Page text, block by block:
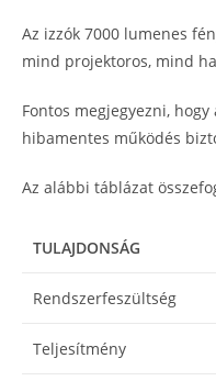
Az izzók 7000 lumenes
mind projektoros, mind
Fontos megjegyezni,
hibamentes működés
Az alábbi táblázat
TULAJDONSÁG
Rendszerfeszültség
Teljesítmény